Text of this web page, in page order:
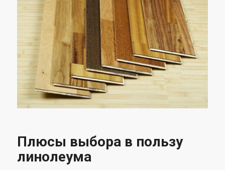
Плюсы выбора в пользу
линолеума